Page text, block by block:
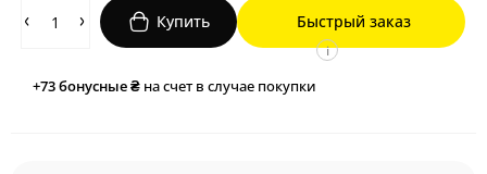
Купить Быстрый заказ
+73бонусные ₴ на счет в случае покупки
i